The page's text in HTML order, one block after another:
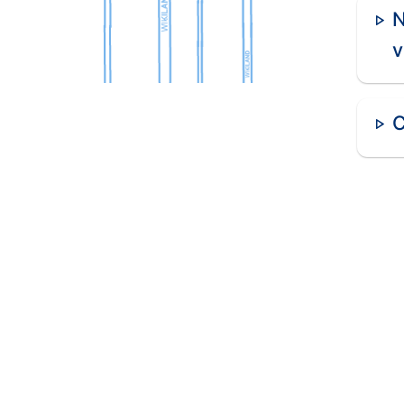
Các phân khúc đầu tư hấp dẫn:
Căn hộ cao cấp: Phân khúc này thu hút
Biệt thự:
Biệt thự biển, biệt thự nghỉ dưỡng
Đất nền dự án có tiềm năng tăng
Lựa chọn các chủ đầu